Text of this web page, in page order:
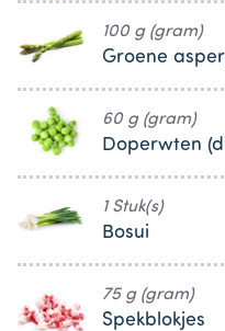
100 g (gram)
Groene
60 g (gram)
Doperwten
1 Stuk(s)
Bosui
75 g (gram)
Spekblokjes